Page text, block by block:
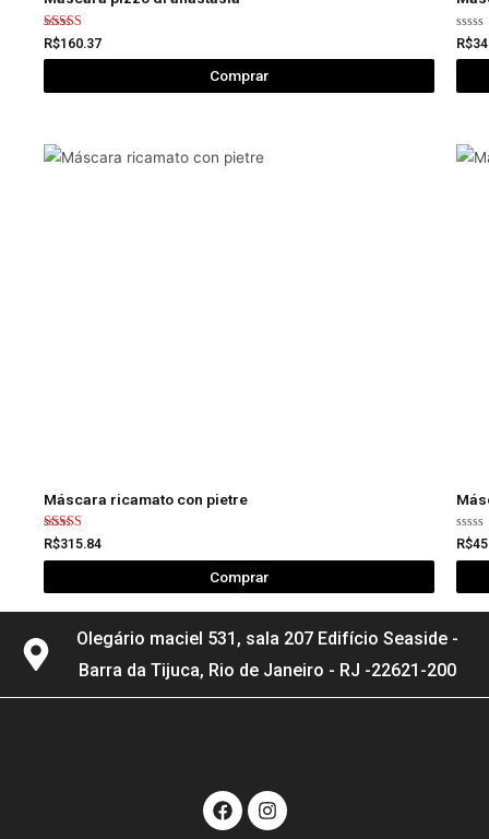
Avaliação
5.00
de 5
R$160.37
Comprar
0
de
R$
Máscara ricamato con pietre
Avaliação
5.00
de 5
R$315.84
Comprar
0
de
R$
Olegário maciel 531, sala 207 Edifício Seaside -
Barra da Tijuca, Rio de Janeiro - RJ -22621-200